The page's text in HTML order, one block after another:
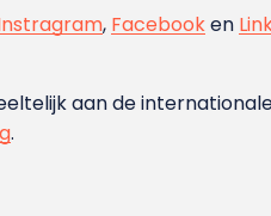
, Facebooken
aan de
.